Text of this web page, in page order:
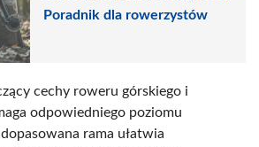
Poradnik dla rowerzystów
cechy roweru górskiego i
odpowiedniego poziomu
rama ułatwia